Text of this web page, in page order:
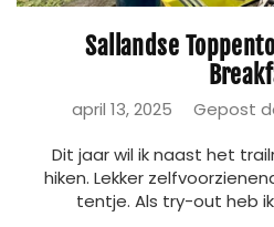
Sallandse
april 13, 2025 Gepost
Dit jaar wil ik naast het
hiken. Lekker
tentje. Als try-out heb